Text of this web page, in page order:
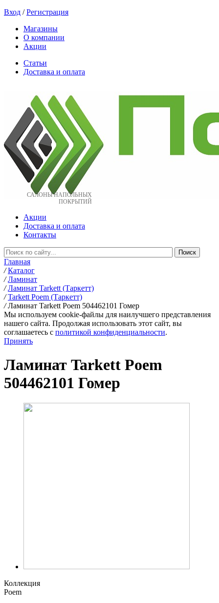
Вход /Регистрация
Магазины
О компании
Акции
Статьи
Доставка и оплата
САЛОНЫ НАПОЛЬНЫХ
ПОКРЫТИЙ
Акции
Доставка и оплата
Контакты
Главная
/ Каталог
/ Ламинат
/ Ламинат Tarkett (Таркетт)
/ Tarkett Poem (Таркетт)
/ Ламинат Tarkett Poem 504462101 Гомер
Мы используем cookie-файлы для наилучшего представления
нашего сайта. Продолжая использовать этот сайт, вы
соглашаетесь c политикой конфиденциальности.
Принять
Ламинат Tarkett Poem
504462101 Гомер
Коллекция
Poem